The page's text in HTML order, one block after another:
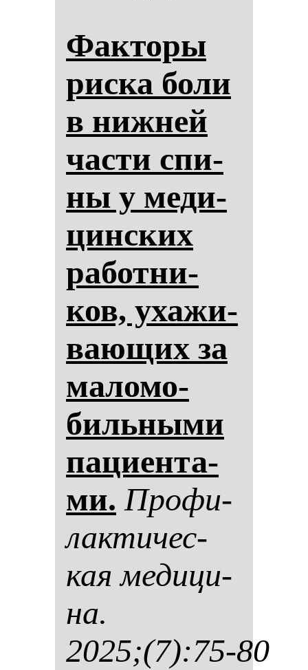
Фак­то­ры
рис­ка бо­ли
в ниж­ней
час­ти спи­
ны у ме­ди­
цин­ских
ра­бот­ни­
ков, уха­жи­
ва­ющих за
ма­ло­мо­
биль­ны­ми
па­ци­ен­та­
ми. Про­фи­
лак­ти­чес­
кая ме­ди­ци­
на.
2025;(7):75-80